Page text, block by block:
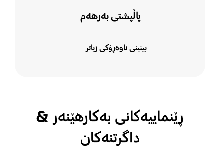
پاڵپشتی بەرھەم
بینینی ناوەڕۆکی زیاتر
ڕێنماییەکانی بەکارهێنەر &
داگرتنەکان